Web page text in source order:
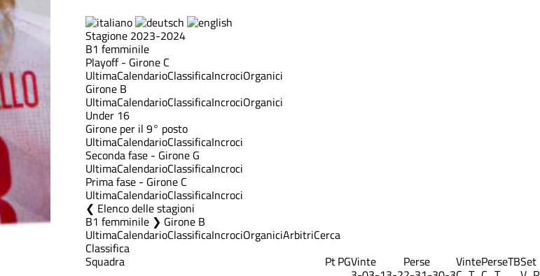
Stagione 2023-2024
B1 femminile
Playoff - Girone C
UltimaCalendarioClassificaIncrociOrganici
Girone B
UltimaCalendarioClassificaIncrociOrganici
Under 16
Girone per il 9° posto
UltimaCalendarioClassificaIncroci
Seconda fase - Girone G
UltimaCalendarioClassificaIncroci
Prima fase - Girone C
UltimaCalendarioClassificaIncroci
Elenco delle stagioni
B1 femminile ❯ Girone B
UltimaCalendarioClassificaIncrociOrganiciArbitriCerca
Classifica
Squadra PtPGVinte Perse VintePerseTBSet